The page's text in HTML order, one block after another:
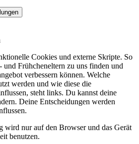
Cookies und externe Skripte. So
und Frühcheneltern zu uns finden und
verbessern können. Welche
werden und wie diese die
steht links. Du kannst deine
Deine Entscheidungen werden
wird nur auf den Browser und das Gerät
benutzen.